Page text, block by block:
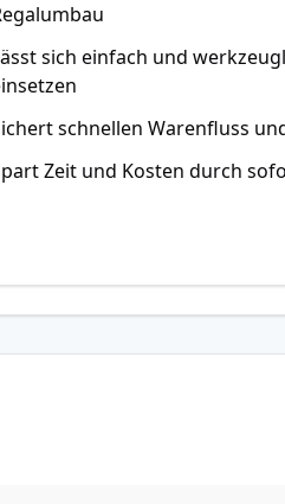
sich einfach und
schnellen Warenfluss
Zeit und Kosten durch